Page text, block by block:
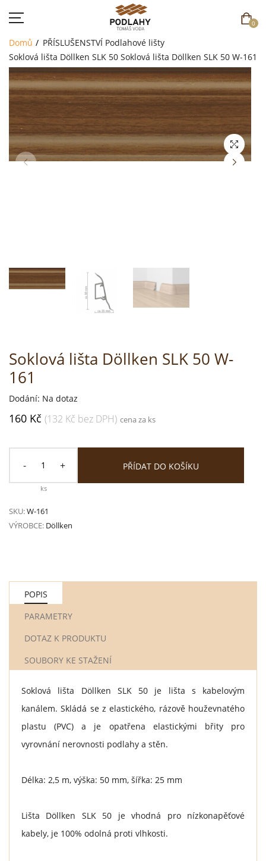
0
DOMŮ
SORTIMENT
AKCE
Domů PŘÍSLUŠENSTVÍ Podlahové lišty
Soklová lišta Döllken SLK 50 Soklová lišta Döllken SLK 50 W-161
Soklová lišta Döllken SLK 50 W-
161
Dodání: Na dotaz
160 Kč (132 Kč bez DPH) cena za ks
- +
ks
PŘÍDAT DO KOŠÍKU
SKU:W-161
VÝROBCE: Döllken
POPIS
PARAMETRY
DOTAZ K PRODUKTU
SOUBORY KE STAŽENÍ
Soklová lišta Döllken SLK 50 je lišta s kabelovým
kanálem. Skládá se z elastického, rázově houževnatého
plastu (PVC) a je opatřena elastickými břity pro
vyrovnání nerovnosti podlahy a stěn.
Délka: 2,5 m, výška: 50 mm, šířka: 25 mm
Lišta Döllken SLK 50 je vhodná pro nízkonapěťové
kabely, je 100% odolná proti vlhkosti.